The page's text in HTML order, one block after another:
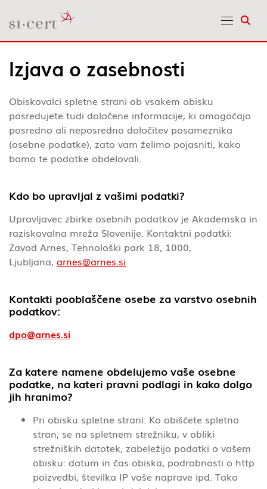
Izjava o zasebnosti
Obiskovalci spletne strani ob vsakem obisku
posredujete tudi določene informacije, ki omogočajo
posredno ali neposredno določitev posameznika
(osebne podatke), zato vam želimo pojasniti, kako
bomo te podatke obdelovali.
Kdo bo upravljal z vašimi podatki?
Upravljavec zbirke osebnih podatkov je Akademska in
raziskovalna mreža Slovenije. Kontaktni podatki:
Zavod Arnes, Tehnološki park 18, 1000,
Ljubljana, arnes@arnes.si
Kontakti pooblaščene osebe za varstvo osebnih
podatkov:
dpo@arnes.si
Za katere namene obdelujemo vaše osebne
podatke, na kateri pravni podlagi in kako dolgo
jih hranimo?
Pri obisku spletne strani: Ko obiščete spletno
stran, se na spletnem strežniku, v obliki
strežniških datotek, zabeležijo podatki o vašem
obisku: datum in čas obiska, podrobnosti o http
poizvedbi, številka IP vaše naprave ipd. Tako